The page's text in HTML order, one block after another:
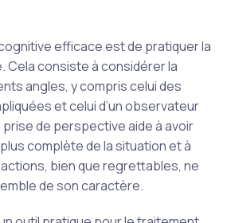
efficace est de pratiquer la
Cela consiste à considérer la
angles, y compris celui des
et celui d’un observateur
de perspective aide à avoir
complète de la situation et à
bien que regrettables, ne
de son caractère.